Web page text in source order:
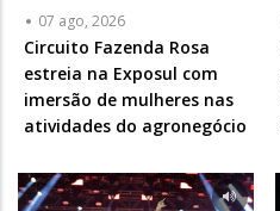
07 ago, 2026
Circuito Fazenda Rosa
estreia na Exposul com
imersão de mulheres nas
atividades do agronegócio